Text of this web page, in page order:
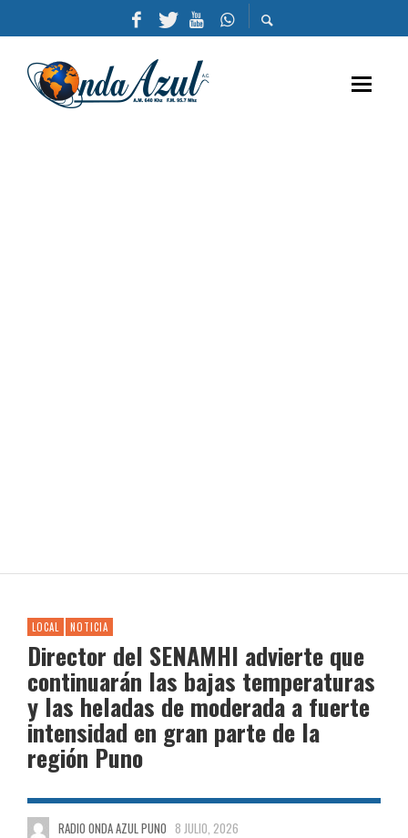
LOCAL NOTICIA
Director del SENAMHI advierte que
continuarán las bajas temperaturas
y las heladas de moderada a fuerte
intensidad en gran parte de la
región Puno
RADIO ONDA AZUL PUNO 8 JULIO, 2026